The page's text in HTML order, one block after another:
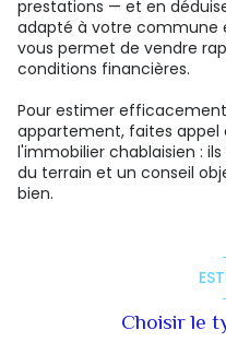
prestations — et en
adapté à votre commune
vous permet de vendre
conditions financières.
Pour estimer
appartement, faites appel
l'immobilier chablaisien :
du terrain et un conseil
bien.
Choisir le